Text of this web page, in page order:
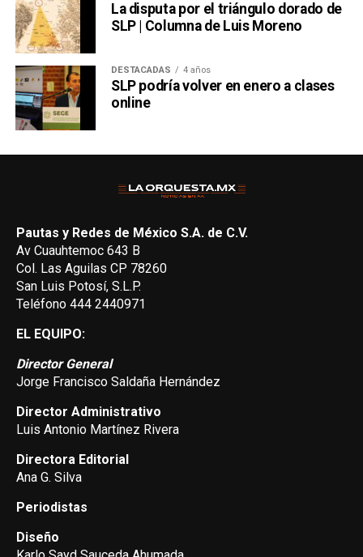
La disputa por el triángulo dorado de
SLP | Columna de Luis Moreno
DESTACADAS 4 años
SLP podría volver en enero a clases
online
Pautas y Redes de México S.A. de C.V.
Av Cuauhtemoc 643 B
Col. Las Aguilas CP 78260
San Luis Potosí, S.L.P.
Teléfono 444 2440971
EL EQUIPO:
Director General
Jorge Francisco Saldaña Hernández
Director Administrativo
Luis Antonio Martínez Rivera
Directora Editorial
Ana G. Silva
Periodistas
Diseño